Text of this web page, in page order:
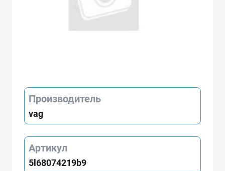
Производитель
vag
Артикул
5l68074219b9